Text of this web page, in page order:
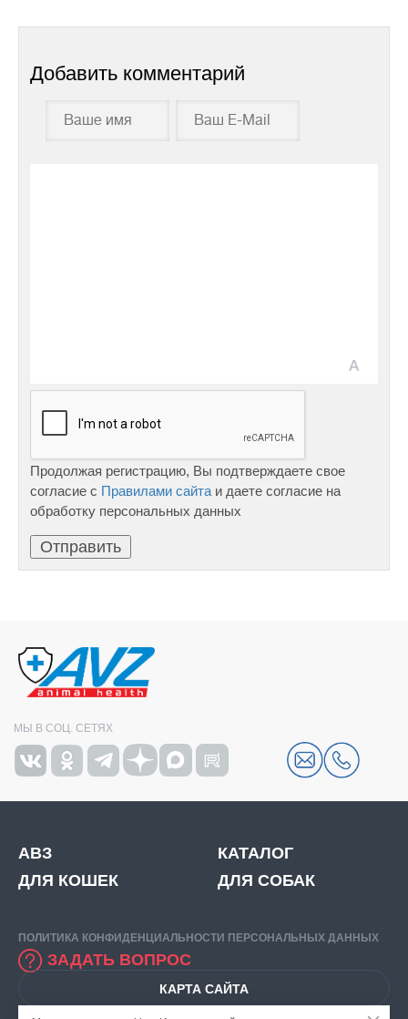
Добавить комментарий
Продолжая регистрацию, Вы подтверждаете свое
согласие с Правилами сайта и даете согласие на
обработку персональных данных
МЫ В СОЦ. СЕТЯХ
АВЗ
КАТАЛОГ
ДЛЯ КОШЕК
ДЛЯ СОБАК
ПОЛИТИКА КОНФИДЕНЦИАЛЬНОСТИ ПЕРСОНАЛЬНЫХ ДАННЫХ
ЗАДАТЬ ВОПРОС
КАРТА САЙТА